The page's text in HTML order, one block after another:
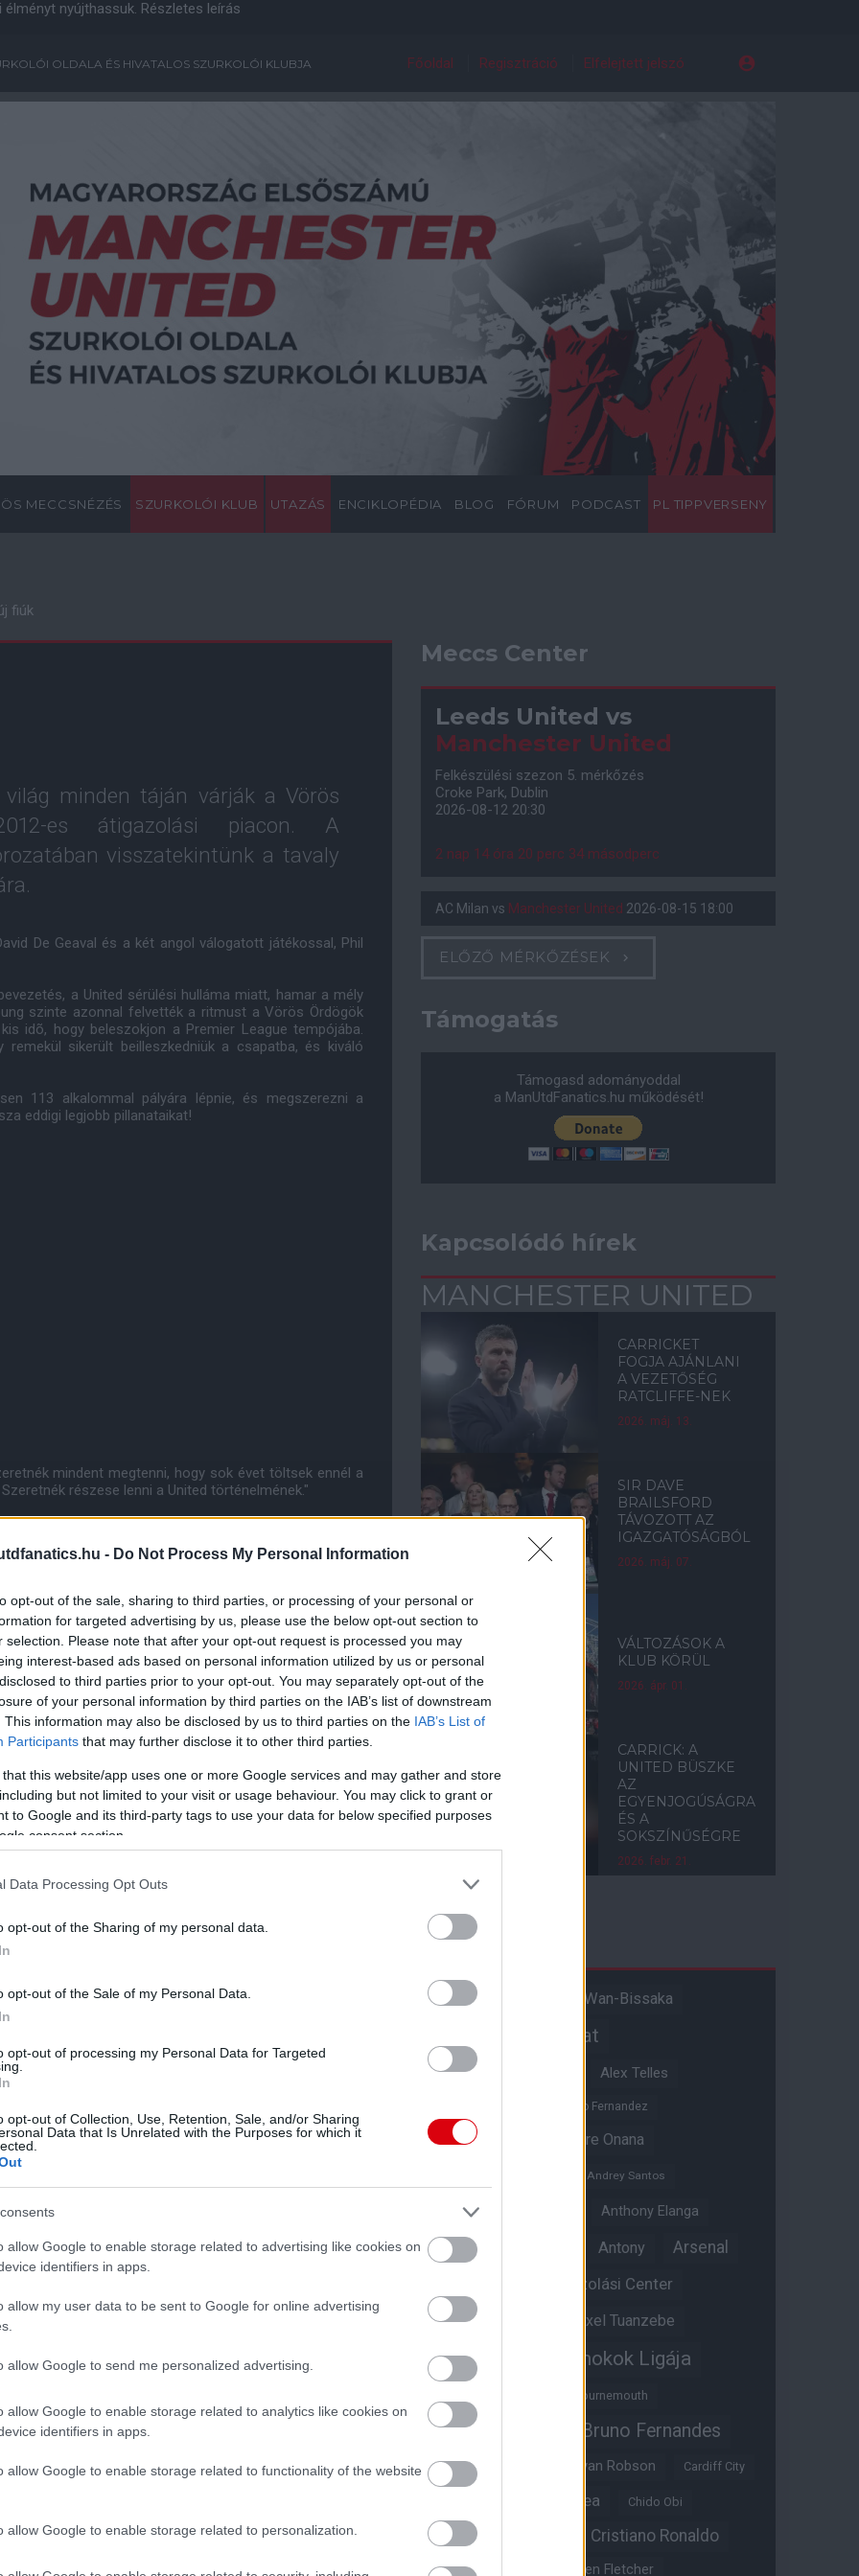
- Do Not Process My Personal Information
opt-out of the sale, sharing to third parties, or processing of your personal or
for targeted advertising by us, please use the below opt-out section to
selection. Please note that after your opt-out request is processed you may
interest-based ads based on personal information utilized by us or personal
to third parties prior to your opt-out. You may separately opt-out of the
of your personal information by third parties on the IAB’s list of downstream
This information may also be disclosed by us to third parties on the IAB’s List of
Participants that may further disclose it to other third parties.
that this website/app uses one or more Google services and may gather and store
but not limited to your visit or usage behaviour. You may click to grant or
to Google and its third-party tags to use your data for below specified purposes
consent section.
Data Processing Opt Outs
opt-out of the Sharing of my personal data.
opt-out of the Sale of my Personal Data.
opt-out of processing my Personal Data for Targeted
opt-out of Collection, Use, Retention, Sale, and/or Sharing
Data that Is Unrelated with the Purposes for which it
allow Google to enable storage related to advertising like cookies on
identifiers in apps.
allow my user data to be sent to Google for online advertising
allow Google to send me personalized advertising.
allow Google to enable storage related to analytics like cookies on
identifiers in apps.
allow Google to enable storage related to functionality of the website
allow Google to enable storage related to personalization.
nyújthassuk. Részletes leírás
OLDALA ÉS HIVATALOS SZURKOLÓI KLUBJA Főoldal Regisztráció Elfelejtett jelszó
MECCSNÉZÉS SZURKOLÓI KLUB UTAZÁS ENCIKLOPÉDIA BLOG FÓRUM PODCAST PL TIPPVERSENY
fiúk
minden táján várják a Vörös
es átigazolási piacon. A
visszatekintünk a tavaly
De Geaval és a két angol válogatott játékossal, Phil
a United sérülési hulláma miatt, hamar a mély
szinte azonnal felvették a ritmust a Vörös Ördögök
idõ, hogy beleszokjon a Premier League tempójába.
sikerült beilleszkedniük a csapatba, és kiváló
113 alkalommal pályára lépnie, és megszerezni a
eddigi legjobb pillanataikat!
mindent megtenni, hogy sok évet töltsek ennél a
részese lenni a United történelmének."
õ rendelkezik - 25 év a csúcson ennél a klubnál - az
vele és nagyon büszke vagyok rá, hogy hosszasan
Fergusonnal találkozni egy kivételes élmény minden
akarsz játszani, a Manchester United pedig a
hogy érdeklõdnek irántam. Megtiszteltetés,
világszínvonalú játékosokkal."
Nem vagyok normális esetben ideges típus, de ez
idegességem teljesen eltûnt. Nagyon szívélyesen
használta, a karrierem során pedig folyamatosan
álló kihívásokat."
te is jobb játékos lehetsz. A játék sebessége sokkal
futballistákkal találkozhatok nap mint nap, akiket
és körülbelül 10 percig beszélgettünk. Nagyon ideges
a tévében látod, arra gondolsz, hogy 'Nem akarok
barátságos és sokat viccelõdik, nagyon jó hangulatot
Meccs Center
Leeds United vs
Manchester United
Felkészülési szezon 5. mérkőzés
Croke Park, Dublin
2026-08-12 20:30
2 nap 14 óra 20 perc 33 másodperc
AC Milan vs Manchester United 2026-08-15 18:00
ELŐZŐ MÉRKŐZÉSEK
Támogatás
Támogasd adományoddal
a ManUtdFanatics.hu működését!
Kapcsolódó hírek
MANCHESTER UNITED
CARRICKET
FOGJA AJÁNLANI
A VEZETŐSÉG
RATCLIFFE-NEK
2026. máj. 13.
SIR DAVE
BRAILSFORD
TÁVOZOTT AZ
IGAZGATÓSÁGBÓL
2026. máj. 07.
VÁLTOZÁSOK A
KLUB KÖRÜL
2026. ápr. 01.
CARRICK: A
UNITED BÜSZKE
AZ
EGYENJOGÚSÁGRA
ÉS A
SOKSZÍNŰSÉGRE
2026. febr. 21.
Címkék
A hangadó Aaron Wan-Bissaka
Akadémiai csapat
Alejandro Garnacho Alex Telles
Alvaro Fernandez
Amad Diallo
Andre Onana
Andrey Santos
Angol válogatott Anthony Elanga
Anthony Martial Antony Arsenal
Átigazolási Center
Átigazolások Axel Tuanzebe
Ayden Heaven Bajnokok Ligája
Bournemouth
Brandon Williams Bruno Fernandes
Bryan Mbeumo Bryan Robson Cardiff City
Chelsea Chido Obi
Christian Eriksen Cristiano Ronaldo
Crystal Palace Darren Fletcher